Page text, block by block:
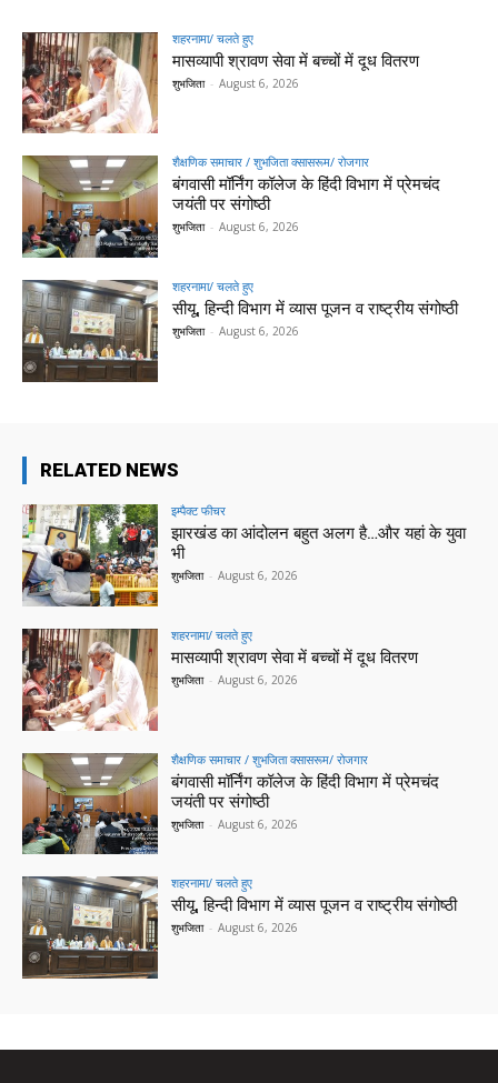
शहरनामा/ चलते हुए
मासव्यापी श्रावण सेवा में बच्चों में दूध वितरण
शुभजिता - August 6, 2026
शैक्षणिक समाचार / शुभजिता क्सासरूम/ रोजगार
बंगवासी मॉर्निंग कॉलेज के हिंदी विभाग में प्रेमचंद
जयंती पर संगोष्ठी
शुभजिता - August 6, 2026
शहरनामा/ चलते हुए
सीयू, हिन्दी विभाग में व्यास पूजन व राष्ट्रीय संगोष्ठी
शुभजिता - August 6, 2026
RELATED NEWS
इम्पैक्ट फीचर
झारखंड का आंदोलन बहुत अलग है…और यहां के युवा
भी
शुभजिता - August 6, 2026
शहरनामा/ चलते हुए
मासव्यापी श्रावण सेवा में बच्चों में दूध वितरण
शुभजिता - August 6, 2026
शैक्षणिक समाचार / शुभजिता क्सासरूम/ रोजगार
बंगवासी मॉर्निंग कॉलेज के हिंदी विभाग में प्रेमचंद
जयंती पर संगोष्ठी
शुभजिता - August 6, 2026
शहरनामा/ चलते हुए
सीयू, हिन्दी विभाग में व्यास पूजन व राष्ट्रीय संगोष्ठी
शुभजिता - August 6, 2026